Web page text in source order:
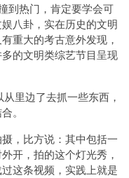
到热门，肯定要学会可
八卦，实在历史的文明
重大的考古意外发现，
的文明类综艺节目呈现
里边了去抓一些东西，
。
，比方说：其中包括一
开，拍的这个灯光秀，
这条视频，实践上就是